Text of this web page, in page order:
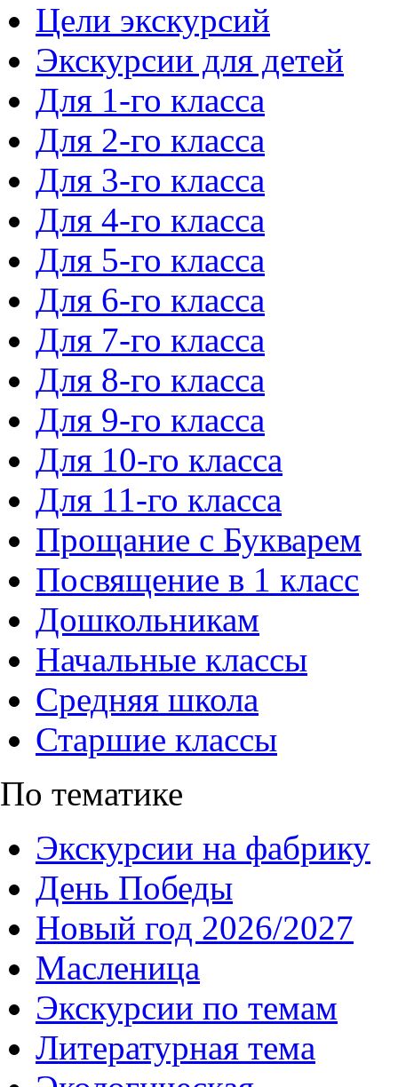
Цели экскурсий
Экскурсии для детей
Для 1-го класса
Для 2-го класса
Для 3-го класса
Для 4-го класса
Для 5-го класса
Для 6-го класса
Для 7-го класса
Для 8-го класса
Для 9-го класса
Для 10-го класса
Для 11-го класса
Прощание с Букварем
Посвящение в 1 класс
Дошкольникам
Начальные классы
Средняя школа
Старшие классы
По тематике
Экскурсии на фабрику
День Победы
Новый год 2026/2027
Масленица
Экскурсии по темам
Литературная тема